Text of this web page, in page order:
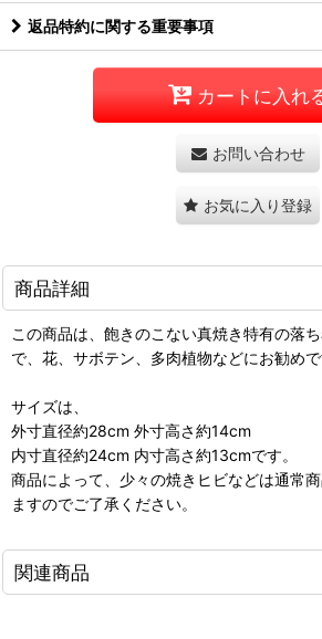
返品特約に関する重要事項
カートに入れ
お問い合わせ
お気に入り登録
商品詳細
この商品は、飽きのこない真焼き特有の落
で、花、サボテン、多肉植物などにお勧めで
サイズは、
外寸直径約28cm 外寸高さ約14cm
内寸直径約24cm 内寸高さ約13cmです。
商品によって、少々の焼きヒビなどは通常
ますのでご了承ください。
関連商品